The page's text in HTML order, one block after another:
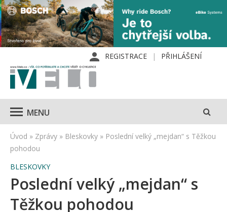
REGISTRACE PŘIHLÁŠENÍ
MENU
Úvod » Zprávy » Bleskovky » Poslední velký „mejdan“ s Těžkou
pohodou
BLESKOVKY
Poslední velký „mejdan“ s
Těžkou pohodou